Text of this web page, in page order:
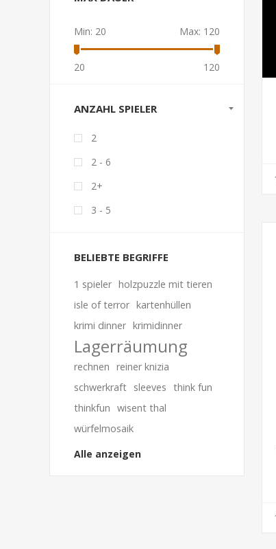
Min: 20 Max: 120
20 120
ANZAHL SPIELER
2
2 - 6
2+
3 - 5
BELIEBTE BEGRIFFE
1 spieler holzpuzzle mit tieren
isle of terror kartenhüllen
krimi dinner krimidinner
Lagerräumung
rechnen reiner knizia
schwerkraft sleeves think fun
thinkfun wisent thal
würfelmosaik
Alle anzeigen